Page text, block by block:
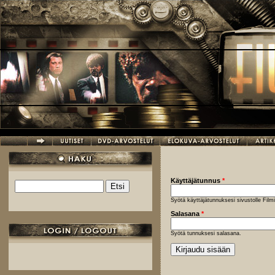
Hyppää pääsisältöön
Hakulomake
Käyttäjätunnus *
Syötä käyttäjätunnuksesi sivustolle
Salasana *
Syötä tunnuksesi salasana.